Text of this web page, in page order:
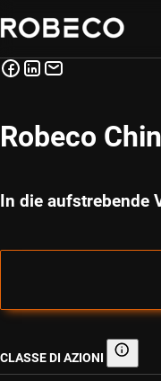
Robeco
In die aufstrebende
CLASSE DI AZIONI Classe di